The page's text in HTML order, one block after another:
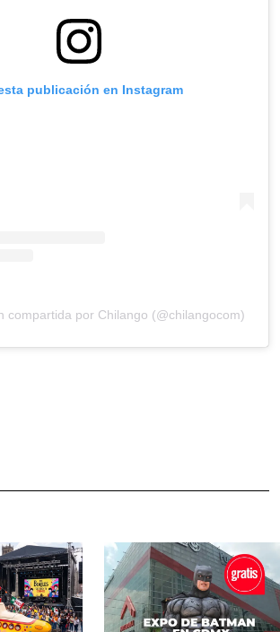
publicación en Instagram
compartida por Chilango (@chilangocom)